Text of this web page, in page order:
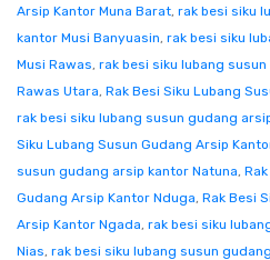
Arsip Kantor Muna Barat, rak besi siku
kantor Musi Banyuasin, rak besi siku
Musi Rawas, rak besi siku lubang
Rawas Utara, Rak Besi Siku Lubang
rak besi siku lubang susun gudang
Siku Lubang Susun Gudang Arsip
susun gudang arsip kantor Natuna,
Gudang Arsip Kantor Nduga, Rak Besi
Arsip Kantor Ngada, rak besi siku
Nias, rak besi siku lubang susun